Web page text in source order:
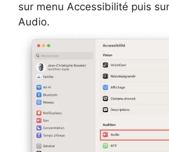
sur menu Accessibilité puis
Audio.